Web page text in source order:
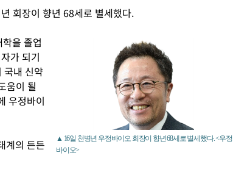
회장이 향년 68세로 별세했다.
▲ 16일 천병년 우정바이오 회장이 향년 68세로 별세했다. <우정
바이오>
을 졸업
가 되기
국내 신약
움이 될
우정바이
계의 든든